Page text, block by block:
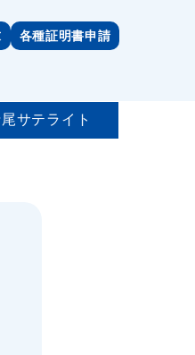
各種証明書申請
サテライト